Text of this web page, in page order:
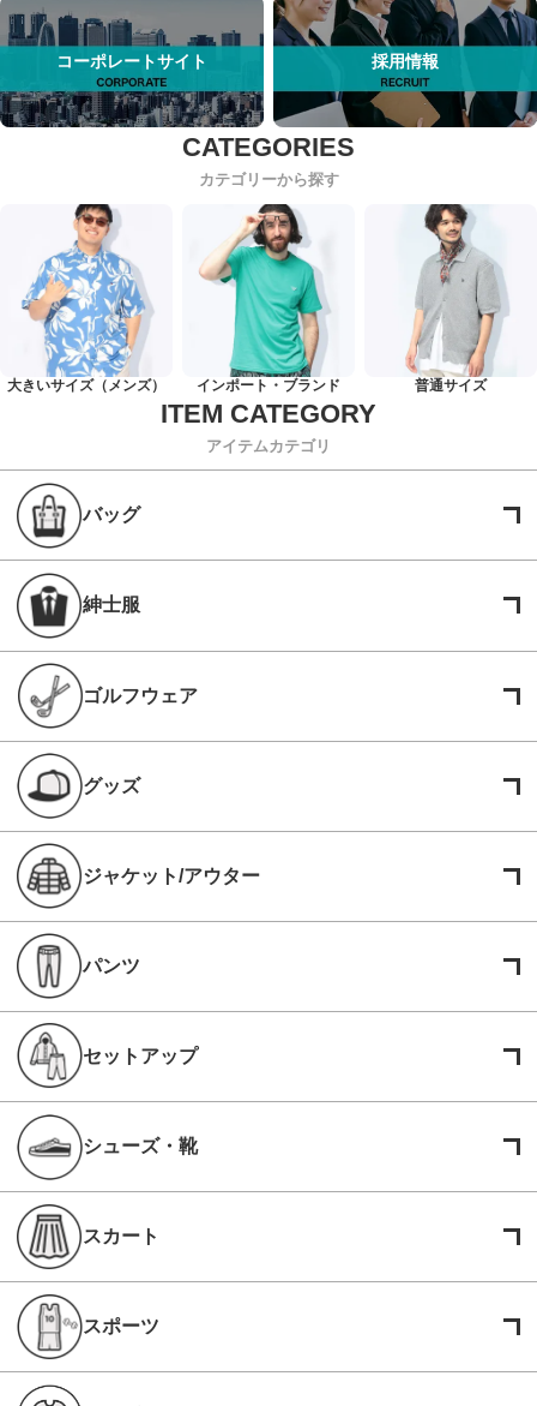
コーポレートサイト 採用情報
カテゴリーから探す
大きいサイズ（メンズ） インポート・ブランド 普通サイズ
アイテムカテゴリ
バッグ
紳士服
ゴルフウェア
グッズ
ジャケット/アウター
パンツ
セットアップ
シューズ・靴
スカート
スポーツ